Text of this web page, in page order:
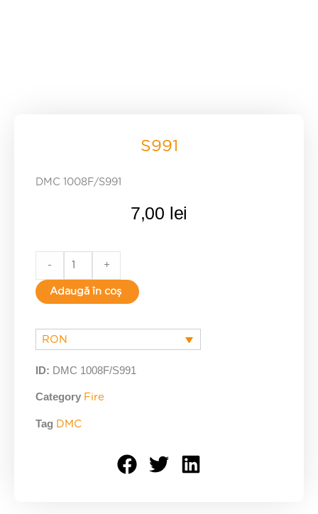
S991
DMC 1008F/S991
7,00 lei
quantity
- +
Adaugă în coș
RON
ID: DMC 1008F/S991
Category Fire
Tag DMC